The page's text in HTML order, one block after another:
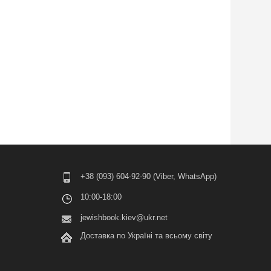
+38 (093) 604-92-90 (Viber, WhatsApp)
10:00-18:00
jewishbook.kiev@ukr.net
Доставка по Україні та всьому світу